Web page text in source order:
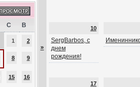
С В
1 2
8 9
15 16
»
10
SergBarbos, с
днем
рождения!
17